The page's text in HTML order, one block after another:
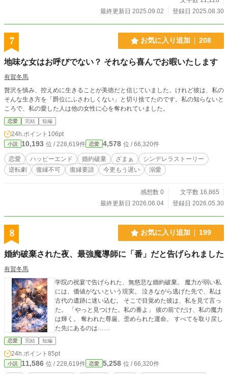
最終更新日 2025.09.02
登録日 2025.08.30
7 お気に入り追加 208
地味な女はお呼びでない？ それなら喜んでお暇いたします
有賀冬馬
贅沢を慎み、控えめに生きることが美徳だと信じていました。けれど彼は、私の
そんな生き方を「爵位にふさわしくない」と切り捨てたのです。私の知らないと
ころで、私の愛した人は他の女性に心を奪われていました。
恋愛 完結 短編
24h.ポイント 106pt
小説 10,193 位 / 228,619件 恋愛 4,578 位 / 66,320件
恋愛 ハッピーエンド 婚約破棄 ざまぁ
シンデレラストーリー
逆転劇
復縁不可 復縁要請 今更もう遅い 溺愛
感想数 0
文字数 16,865
最終更新日 2026.06.04
登録日 2026.05.30
8 お気に入り追加 199
婚約破棄された夜、最強魔導師に「番」だと告げられました
有賀冬馬
学院の祝宴で告げられた、無慈悲な婚約破棄。 魔力が弱い私
には、価値がないという現実。 泣きながら逃げた先で、私は
古代の遺跡に迷い込む。 そこで目覚めた彼は、私を見て言っ
た。 「やっと見つけた。私の番よ」 彼の前でだけ、私の魔力
は輝く。 奪われた尊厳、歪められた運命。 すべてを取り戻し
た先にあるのは……
恋愛 完結 短編
24h.ポイント 85pt
小説 11,586 位 / 228,619件 恋愛 5,258 位 / 66,320件